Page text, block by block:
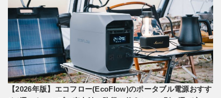
【2026年版】エコフロー(EcoFlow)のポータブル電源おすす